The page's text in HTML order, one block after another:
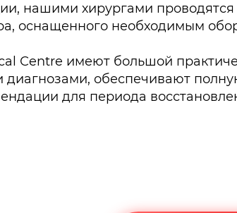
нашими хирургами
оснащенного необходимым
Сentre имеют большой
обеспечивают
для периода